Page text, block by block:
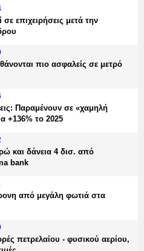
επιχειρήσεις μετά την
πιο ασφαλείς σε μετρό
Παραμένουν σε «χαμηλή
+136% το 2025
και δάνεια 4 δισ. από
bank
από μεγάλη φωτιά στα
πετρελαίου - φυσικού αερίου,